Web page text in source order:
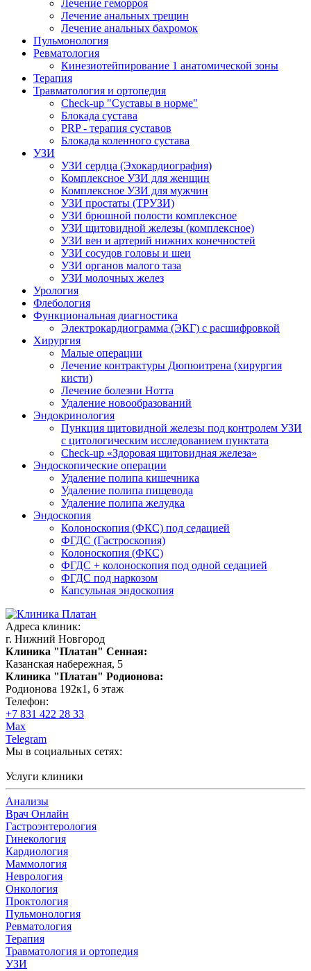
Лечение геморроя
Лечение анальных трещин
Лечение анальных бахромок
Пульмонология
Ревматология
Кинезиотейпирование 1 анатомической зоны
Терапия
Травматология и ортопедия
Check-up "Суставы в норме"
Блокада сустава
PRP - терапия суставов
Блокада коленного сустава
УЗИ
УЗИ сердца (Эхокардиография)
Комплексное УЗИ для женщин
Комплексное УЗИ для мужчин
УЗИ простаты (ТРУЗИ)
УЗИ брюшной полости комплексное
УЗИ щитовидной железы (комплексное)
УЗИ вен и артерий нижних конечностей
УЗИ сосудов головы и шеи
УЗИ органов малого таза
УЗИ молочных желез
Урология
Флебология
Функциональная диагностика
Электрокардиограмма (ЭКГ) с расшифровкой
Хирургия
Малые операции
Лечение контрактуры Дюпюитрена (хирургия
кисти)
Лечение болезни Нотта
Удаление новообразований
Эндокринология
Пункция щитовидной железы под контролем УЗИ
с цитологическим исследованием пунктата
Check-up «Здоровая щитовидная железа»
Эндоскопические операции
Удаление полипа кишечника
Удаление полипа пищевода
Удаление полипа желудка
Эндоскопия
Колоноскопия (ФКС) под седацией
ФГДС (Гастроскопия)
Колоноскопия (ФКС)
ФГДС + колоноскопия под одной седацией
ФГДС под наркозом
Капсульная эндоскопия
Адреса клиник:
г. Нижний Новгород
Клиника "Платан" Сенная:
Казанская набережная, 5
Клиника "Платан" Родионова:
Родионова 192к1, 6 этаж
Телефон:
+7 831 422 28 33
Max
Telegram
Мы в социальных сетях:
Услуги клиники
Анализы
Врач Онлайн
Гастроэнтерология
Гинекология
Кардиология
Маммология
Неврология
Онкология
Проктология
Пульмонология
Ревматология
Терапия
Травматология и ортопедия
УЗИ